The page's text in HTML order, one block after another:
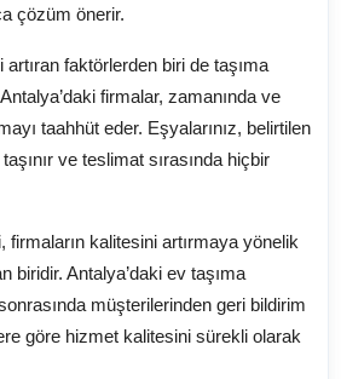
çözüm önerir.
faktörlerden biri de taşıma
firmalar, zamanında ve
taahhüt eder. Eşyalarınız, belirtilen
ve teslimat sırasında hiçbir
firmaların kalitesini artırmaya yönelik
biridir. Antalya’daki ev taşıma
müşterilerinden geri bildirim
göre hizmet kalitesini sürekli olarak